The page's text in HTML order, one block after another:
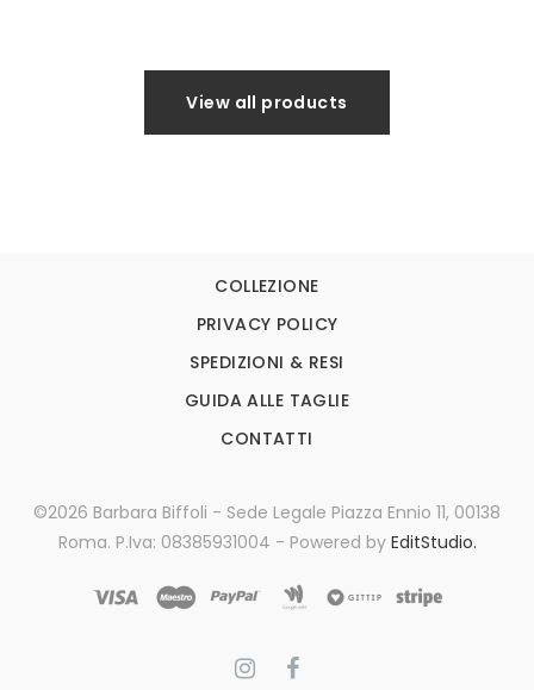
View all products
COLLEZIONE
PRIVACY POLICY
SPEDIZIONI & RESI
GUIDA ALLE TAGLIE
CONTATTI
©2026 Barbara Biffoli - Sede Legale Piazza Ennio 11, 00138
Roma. P.Iva: 08385931004 - Powered by EditStudio.